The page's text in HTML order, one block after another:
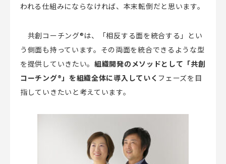
われる仕組みにならなければ、本末転倒だと思います。
共創コーチング®は、「相反する面を統合する」とい
う側面も持っています。その両面を統合できるような型
を提供していきたい。 組織開発のメソッドとして「共創
コーチング® 」を組織全体に導入していく フェーズを目
指していきたいと考えています。